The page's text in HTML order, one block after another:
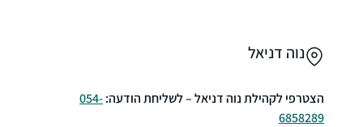
נוה דניאל
הצטרפי לקהילת נוה דניאל – לשליחת הודעה:054-
6858289